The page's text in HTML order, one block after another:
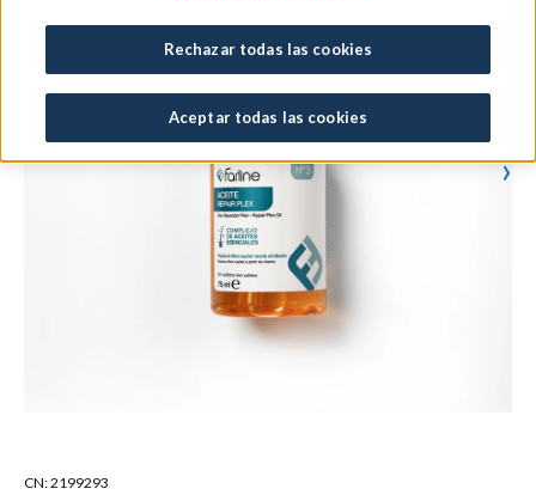
›
CN: 2199293
Rechazar todas las cookies
Aceptar todas las cookies